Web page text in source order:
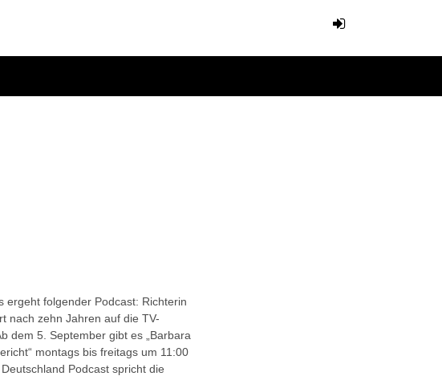
ergeht folgender Podcast: Richterin
nach zehn Jahren auf die TV-
dem 5. September gibt es „Barbara
montags bis freitags um 11:00
Podcast spricht die